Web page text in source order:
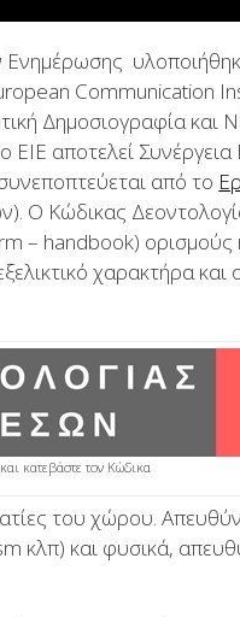
Communication
Δημοσιογραφία και
ΕΙΕ αποτελεί
από το
Ο Κώδικας
– handbook) ορισμούς
χαρακτήρα και
κατεβάστε τον Κώδικα
του χώρου.
κλπ) και φυσικά,